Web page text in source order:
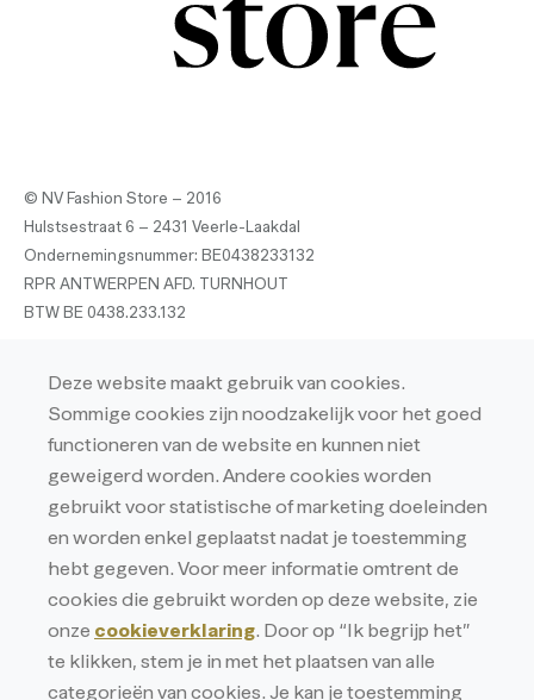
© NV Fashion Store – 2016
Hulstsestraat 6 – 2431 Veerle-Laakdal
Ondernemingsnummer: BE0438233132
RPR ANTWERPEN AFD. TURNHOUT
BTW BE 0438.233.132
Privacyverklaring
Cookieverklaring
Deze website maakt gebruik van cookies.
Sommige cookies zijn noodzakelijk voor het goed
functioneren van de website en kunnen niet
geweigerd worden. Andere cookies worden
gebruikt voor statistische of marketing doeleinden
en worden enkel geplaatst nadat je toestemming
hebt gegeven. Voor meer informatie omtrent de
cookies die gebruikt worden op deze website, zie
onze cookieverklaring. Door op “Ik begrijp het”
te klikken, stem je in met het plaatsen van alle
categorieën van cookies. Je kan je toestemming